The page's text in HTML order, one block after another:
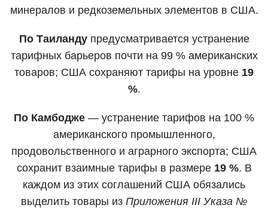
минералов и редкоземельных элементов в США.
По Таиландупредусматривается устранение
тарифных барьеров почти на 99 % американских
товаров; США сохраняют тарифы на уровне 19
%.
По Камбодже — устранение тарифов на 100 %
американского промышленного,
продовольственного и аграрного экспорта; США
сохранит взаимные тарифы в размере 19 %. В
каждом из этих соглашений США обязались
выделить товары из Приложения III Указа №